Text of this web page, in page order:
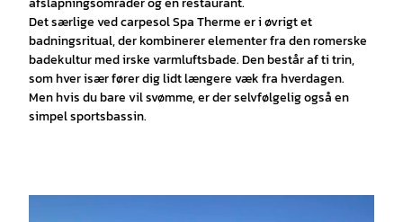
Det særlige ved carpesol Spa Therme er i øvrigt et
badningsritual, der kombinerer elementer fra den romerske
badekultur med irske varmluftsbade. Den består af ti trin,
som hver især fører dig lidt længere væk fra hverdagen.
Men hvis du bare vil svømme, er der selvfølgelig også en
simpel sportsbassin.